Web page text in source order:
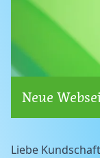
Neue
Liebe